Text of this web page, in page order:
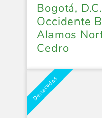
Bogotá,
Occidente
Alamos
Cedro
Destacados